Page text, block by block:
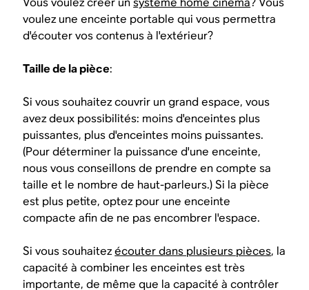
voulez une enceinte portable qui vous permettra
d'écouter vos contenus à l'extérieur?
Taille de la pièce:
Si vous souhaitez couvrir un grand espace, vous
avez deux possibilités: moins d'enceintes plus
puissantes, plus d'enceintes moins puissantes.
(Pour déterminer la puissance d'une enceinte,
nous vous conseillons de prendre en compte sa
taille et le nombre de haut-parleurs.) Si la pièce
est plus petite, optez pour une enceinte
compacte afin de ne pas encombrer l'espace.
Si vous souhaitezécouter dans plusieurs pièces, la
capacité à combiner les enceintes est très
importante, de même que la capacité à contrôler